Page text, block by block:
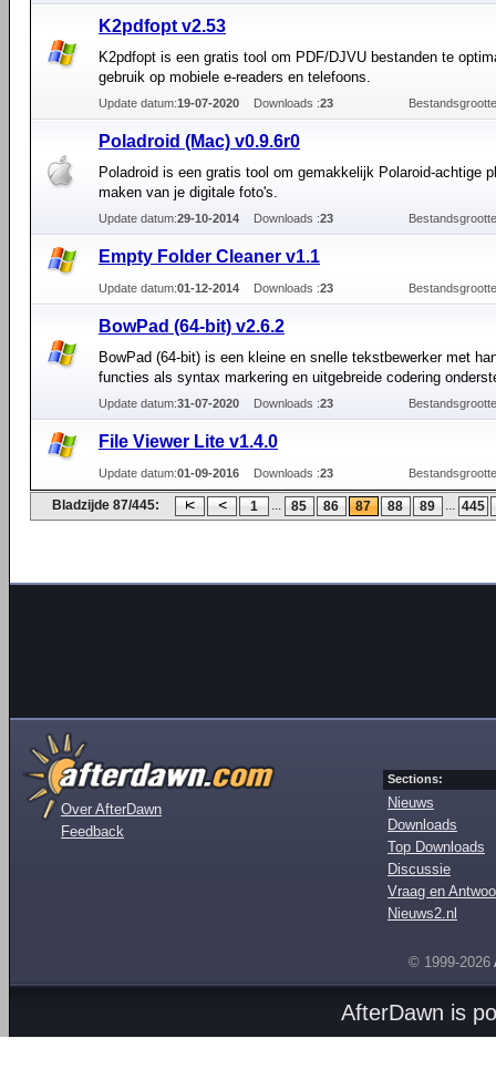
K2pdfopt v2.53
K2pdfopt is een gratis tool om PDF/DJVU bestanden te
gebruik op mobiele e-readers en telefoons.
Update datum:19-07-2020 Downloads :23
Poladroid (Mac) v0.9.6r0
Poladroid is een gratis tool om gemakkelijk Polaroid-achtige
maken van je digitale foto's.
Update datum:29-10-2014 Downloads :23
Empty Folder Cleaner v1.1
Update datum:01-12-2014 Downloads :23
BowPad (64-bit) v2.6.2
BowPad (64-bit) is een kleine en snelle tekstbewerker met
functies als syntax markering en uitgebreide codering
Update datum:31-07-2020 Downloads :23
File Viewer Lite v1.4.0
Update datum:01-09-2016 Downloads :23
Bladzijde 87/445: 1 ... 85 86 87 88 89 ... 445
Over AfterDawn
Feedback
Sections:
Nieuws
Downloads
Top Downloads
Discussie
Vraag en
Nieuws2.nl
© 1999-2026
AfterDawn is